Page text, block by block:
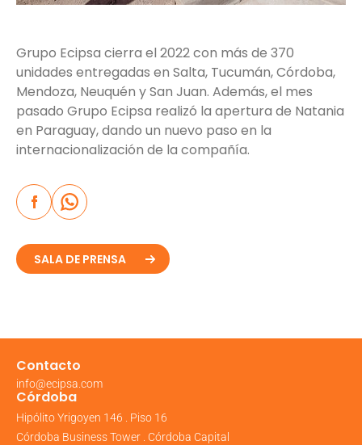
Grupo Ecipsa cierra el 2022 con más de 370
unidades entregadas en Salta, Tucumán, Córdoba,
Mendoza, Neuquén y San Juan. Además, el mes
pasado Grupo Ecipsa realizó la apertura de Natania
en Paraguay, dando un nuevo paso en la
internacionalización de la compañía.
SALA DE PRENSA
Contacto
info@ecipsa.com
Córdoba
Hipólito Yrigoyen 146 . Piso 16
Córdoba Business Tower . Córdoba Capital